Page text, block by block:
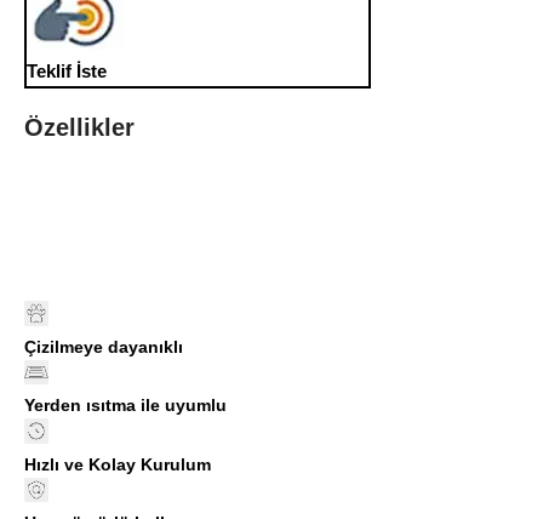
Teklif İste
Özellikler
Çizilmeye dayanıklı
Yerden ısıtma ile uyumlu
Hızlı ve Kolay Kurulum